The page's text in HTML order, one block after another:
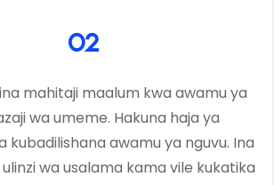
02
mahitaji maalum kwa awamu ya
wa umeme. Hakuna haja ya
kubadilishana awamu ya nguvu. Ina
wa usalama kama vile kukatika